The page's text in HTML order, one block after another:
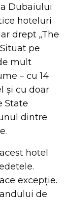
Dubaiului
hoteluri
drept „The
pe
mult
– cu 14
și cu doar
State
dintre
hotel
excepție.
de